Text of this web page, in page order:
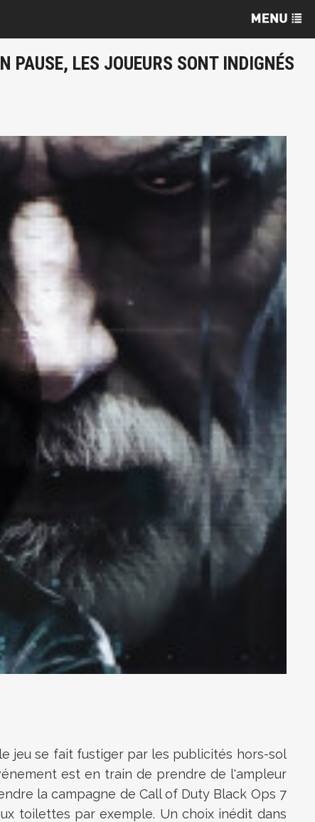
PAUSE, LES JOUEURS SONT INDIGNÉS
jeu se fait fustiger par les publicités hors-sol
est en train de prendre de l'ampleur
la campagne de Call of Duty Black Ops 7
toilettes par exemple. Un choix inédit dans